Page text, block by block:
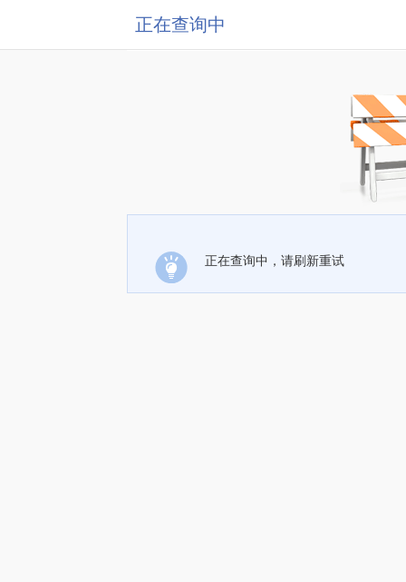
正在查询中
正在查询中，请刷新重试